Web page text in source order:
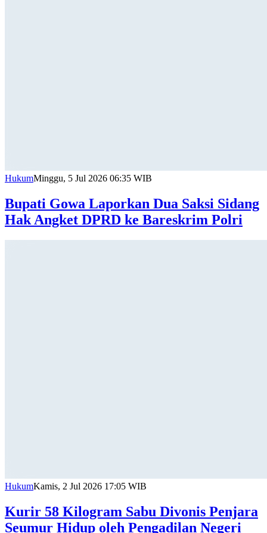
HukumMinggu, 5 Jul 2026 06:35 WIB
Bupati Gowa Laporkan Dua Saksi Sidang
Hak Angket DPRD ke Bareskrim Polri
HukumKamis, 2 Jul 2026 17:05 WIB
Kurir 58 Kilogram Sabu Divonis Penjara
Seumur Hidup oleh Pengadilan Negeri